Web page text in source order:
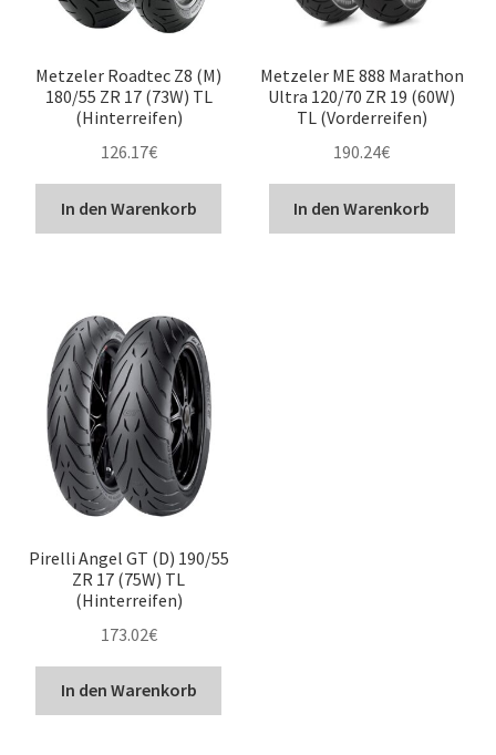
Metzeler Roadtec Z8 (M)
180/55 ZR 17 (73W) TL
(Hinterreifen)
126.17€
In den Warenkorb
Metzeler ME 888 Marathon
Ultra 120/70 ZR 19 (60W)
TL (Vorderreifen)
190.24€
In den Warenkorb
Pirelli Angel GT (D) 190/55
ZR 17 (75W) TL
(Hinterreifen)
173.02€
In den Warenkorb